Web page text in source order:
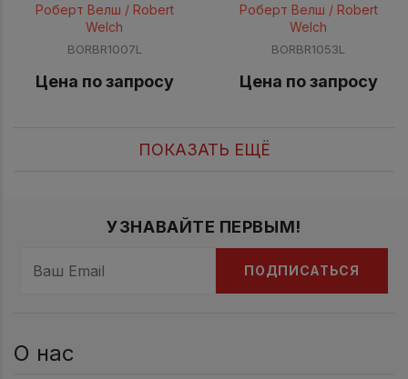
Роберт Велш / Robert
Welch
BORBR1007L
Цена по запросу
Роберт Велш / Robert
Welch
BORBR1053L
Цена по запросу
ПОКАЗАТЬ ЕЩЁ
УЗНАВАЙТЕ ПЕРВЫМ!
ПОДПИСАТЬСЯ
О нас